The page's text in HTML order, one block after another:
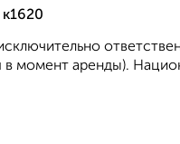
момент аренды).